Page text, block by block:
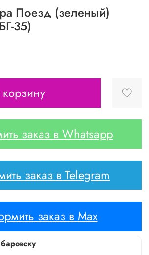
Поезд (зеленый)
35)
заказ в Whatsapp
заказ в Telegram
заказ в Max